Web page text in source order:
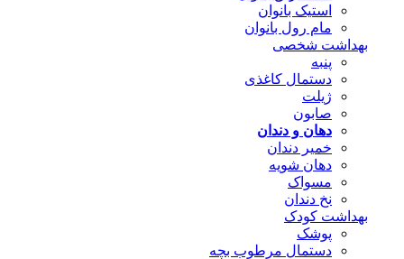
استیک بانوان
مام رول بانوان
بهداشت شخصی
پنبه
دستمال کاغذی
ژیلت
صابون
دهان و دندان
خمیر دندان
دهان شویه
مسواک
نخ دندان
بهداشت کودک
پوشک
دستمال مرطوب بچه